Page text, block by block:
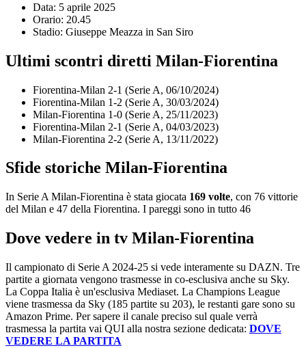
Data: 5 aprile 2025
Orario: 20.45
Stadio: Giuseppe Meazza in San Siro
Ultimi scontri diretti Milan-Fiorentina
Fiorentina-Milan 2-1 (Serie A, 06/10/2024)
Fiorentina-Milan 1-2 (Serie A, 30/03/2024)
Milan-Fiorentina 1-0 (Serie A, 25/11/2023)
Fiorentina-Milan 2-1 (Serie A, 04/03/2023)
Milan-Fiorentina 2-2 (Serie A, 13/11/2022)
Sfide storiche Milan-Fiorentina
In Serie A Milan-Fiorentina è stata giocata 169 volte, con 76 vittorie
del Milan e 47 della Fiorentina. I pareggi sono in tutto 46
Dove vedere in tv Milan-Fiorentina
Il campionato di Serie A 2024-25 si vede interamente su DAZN. Tre
partite a giornata vengono trasmesse in co-esclusiva anche su Sky.
La Coppa Italia è un'esclusiva Mediaset. La Champions League
viene trasmessa da Sky (185 partite su 203), le restanti gare sono su
Amazon Prime. Per sapere il canale preciso sul quale verrà
trasmessa la partita vai QUI alla nostra sezione dedicata: DOVE
VEDERE LA PARTITA